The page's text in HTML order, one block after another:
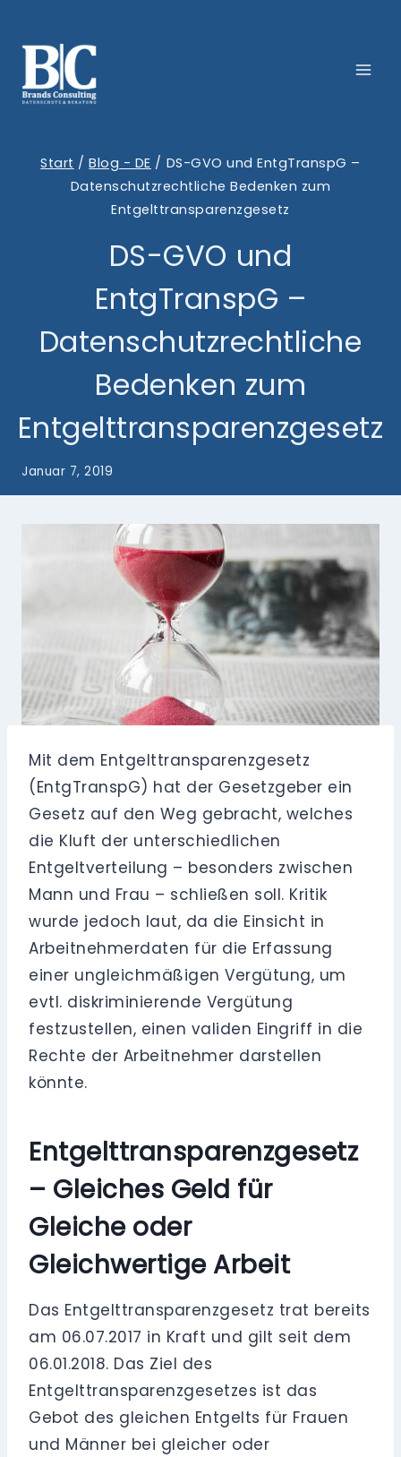
Inhalt
springen
Start / Blog - DE / DS-GVO und EntgTranspG –
Datenschutzrechtliche Bedenken zum
Entgelttransparenzgesetz
DS-GVO und
EntgTranspG –
Datenschutzrechtliche
Bedenken zum
Entgelttransparenzgesetz
Januar 7, 2019
Mit dem Entgelttransparenzgesetz
(EntgTranspG) hat der Gesetzgeber ein
Gesetz auf den Weg gebracht, welches
die Kluft der unterschiedlichen
Entgeltverteilung – besonders zwischen
Mann und Frau – schließen soll. Kritik
wurde jedoch laut, da die Einsicht in
Arbeitnehmerdaten für die Erfassung
einer ungleichmäßigen Vergütung, um
evtl. diskriminierende Vergütung
festzustellen, einen validen Eingriff in die
Rechte der Arbeitnehmer darstellen
könnte.
Entgelttransparenzgesetz
– Gleiches Geld für
Gleiche oder
Gleichwertige Arbeit
Das Entgelttransparenzgesetz trat bereits
am 06.07.2017 in Kraft und gilt seit dem
06.01.2018. Das Ziel des
Entgelttransparenzgesetzes ist das
Gebot des gleichen Entgelts für Frauen
und Männer bei gleicher oder